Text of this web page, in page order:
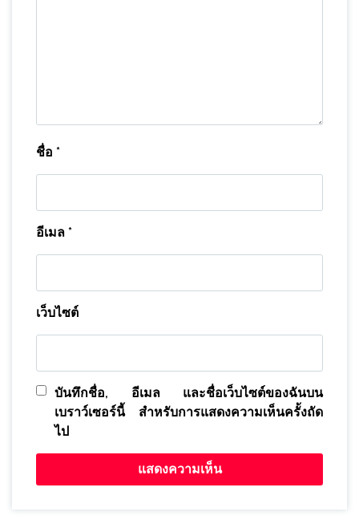
ชื่อ *
อีเมล *
เว็บไซต์
บันทึกชื่อ, อีเมล และชื่อเว็บไซต์ของฉันบน
เบราว์เซอร์นี้ สำหรับการแสดงความเห็นครั้งถัด
ไป